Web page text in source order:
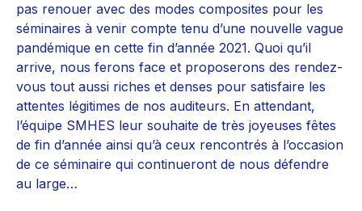
pas renouer avec des modes composites pour les
séminaires à venir compte tenu d’une nouvelle vague
pandémique en cette fin d’année 2021. Quoi qu’il
arrive, nous ferons face et proposerons des rendez-
vous tout aussi riches et denses pour satisfaire les
attentes légitimes de nos auditeurs. En attendant,
l’équipe SMHES leur souhaite de très joyeuses fêtes
de fin d’année ainsi qu’à ceux rencontrés à l’occasion
de ce séminaire qui continueront de nous défendre
au large…